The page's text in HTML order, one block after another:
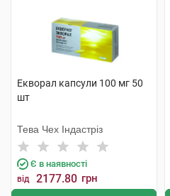
Екворал капсули 100 мг 50
шт
Тева Чех Індастріз
Є в наявності
від 2177.80 грн